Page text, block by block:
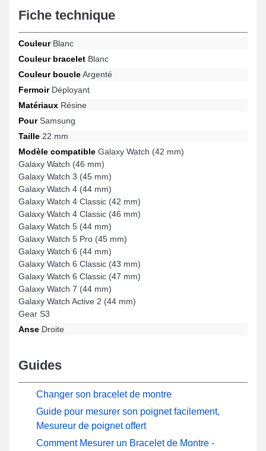
Avec sa finition impeccable, cet article Samsung s'harmonise
harmonieusement à une gamme variée de modèles assurant un
ajustement précis.
Fiche technique
CouleurBlanc
Couleur bracelet Blanc
Couleur boucleArgenté
FermoirDéployant
Matériaux Résine
PourSamsung
Taille 22 mm
Modèle compatible Galaxy Watch (42 mm)
Galaxy Watch (46 mm)
Galaxy Watch 3 (45 mm)
Galaxy Watch 4 (44 mm)
Galaxy Watch 4 Classic (42 mm)
Galaxy Watch 4 Classic (46 mm)
Galaxy Watch 5 (44 mm)
Galaxy Watch 5 Pro (45 mm)
Galaxy Watch 6 (44 mm)
Galaxy Watch 6 Classic (43 mm)
Galaxy Watch 6 Classic (47 mm)
Galaxy Watch 7 (44 mm)
Galaxy Watch Active 2 (44 mm)
Gear S3
Anse Droite
Guides
Changer son bracelet de montre
Guide pour mesurer son poignet facilement,
Mesureur de poignet offert
Comment Mesurer un Bracelet de Montre -